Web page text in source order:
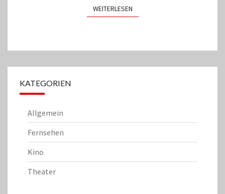
WEITERLESENWEITERLESEN
KATEGORIEN
Allgemein
Fernsehen
Kino
Theater